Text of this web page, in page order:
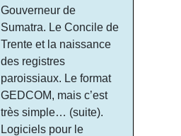
Gouverneur de
Sumatra. Le Concile de
Trente et la naissance
des registres
paroissiaux. Le format
GEDCOM, mais c’est
très simple… (suite).
Logiciels pour le